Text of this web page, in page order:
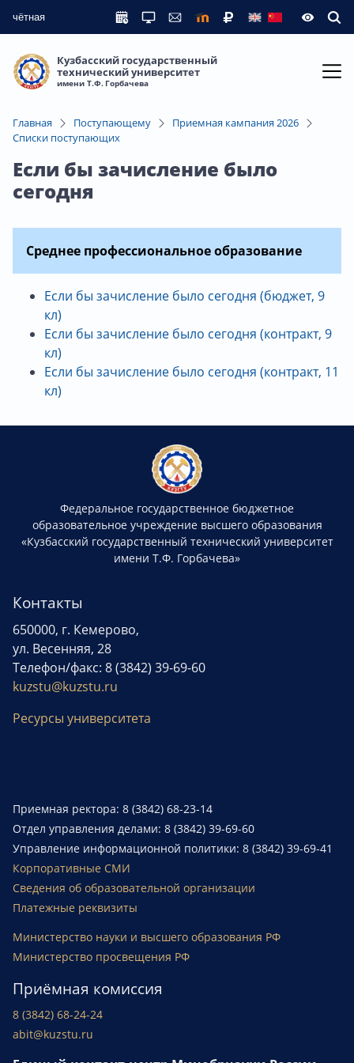
чётная
Кузбасский государственный
технический университет
имени Т.Ф. Горбачева
Главная Поступающему
Приемная кампания 2026
Списки поступающих
Если бы зачисление было
сегодня
Среднее профессиональное образование
Если бы зачисление было сегодня (бюджет, 9
кл)
Если бы зачисление было сегодня (контракт, 9
кл)
Если бы зачисление было сегодня (контракт, 11
кл)
Федеральное государственное бюджетное
образовательное учреждение высшего образования
«Кузбасский государственный технический университет
имени Т.Ф. Горбачева»
Контакты
650000, г. Кемерово,
ул. Весенняя, 28
Телефон/факс: 8 (3842) 39-69-60
kuzstu@kuzstu.ru
Ресурсы университета
Приемная ректора: 8 (3842) 68-23-14
Отдел управления делами: 8 (3842) 39-69-60
Управление информационной политики: 8 (3842) 39-69-41
Корпоративные СМИ
Сведения об образовательной организации
Платежные реквизиты
Министерство науки и высшего образования РФ
Министерство просвещения РФ
Приёмная комиссия
8 (3842) 68-24-24
abit@kuzstu.ru